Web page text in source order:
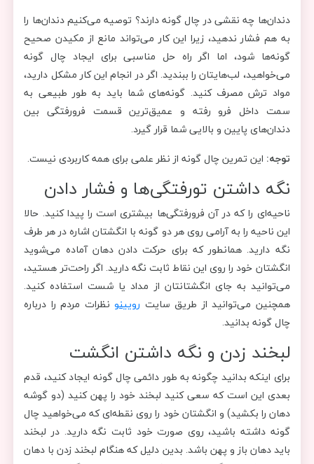
دندان‌ها چه نقشی در چال گونه دارند؟ توصیه می‌کنیم دندان‌ها را
به هم فشار ندهید، زیرا این کار می‌تواند مانع از مکیدن صحیح
گونه‌ها شود، اما اگر راه‌ حل مناسبی برای ایجاد چال گونه
می‌خواهید، لب‌هایتان را ببندید. اگر در انجام این کار مشکل دارید،
مواد ترش مصرف کنید. گونه‌های شما باید به طور طبیعی به
سمت داخل فرو رفته و عمیق‌ترین قسمت فرورفتگی بین
دندان‌های پایین و بالایی شما قرار گیرد.
توجه: این تمرین چال گونه از نظر علمی برای همه کاربردی نیست.
نگه داشتن تورفتگی‌ها و فشار دادن
ناحیه‌ای را که در آن فرورفتگی‌ها بیشتری است را پیدا کنید. حالا
این ناحیه را به آرامی روی هر دو گونه با انگشتان اشاره در هر طرف
نگه دارید. همانطور که برای حرکت دادن دهان آماده می‌شوید
انگشتان خود را روی این نقاط ثابت نگه دارید. اگر راحت‌تر هستید،
می‌توانید به جای انگشتانتان از مداد یا شست استفاده کنید.
همچنین می‌توانید از طریق سایت رویینونظرات مردم را درباره
چال گونه بدانید.
لبخند زدن و نگه داشتن انگشت
برای اینکه بدانید چگونه به طور دائمی چال گونه ایجاد کنید، قدم
بعدی این است که سعی کنید لبخند خود را پهن کنید (دو گوشه
دهان را بکشید) و انگشتان خود را روی نقطه‌ای که می‌خواهید چال
گونه داشته باشید، روی صورت خود ثابت نگه دارید. در لبخند
باید دهان باز و پهن باشد. بدین دلیل که هنگام لبخند زدن با دهان